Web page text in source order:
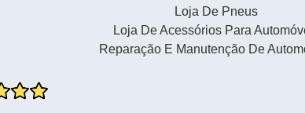
Loja De Pneus
Loja De Acessórios Para
Reparação E Manutenção De